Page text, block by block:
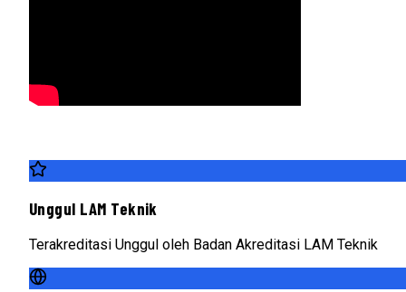
Unggul LAM Teknik
Terakreditasi Unggul oleh Badan Akreditasi LAM Teknik